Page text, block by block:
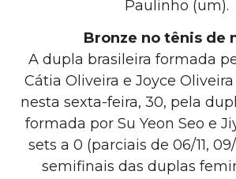
Paulinho (um).
Bronze no tênis de
A dupla brasileira formada
Cátia Oliveira e Joyce
nesta sexta-feira, 30, pela
formada por Su Yeon Seo e
sets a 0 (parciais de 06/11, 09/
semifinais das duplas